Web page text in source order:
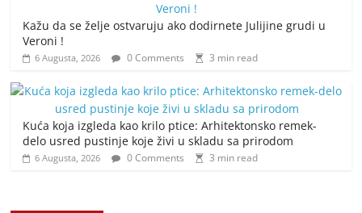
Kažu da se želje ostvaruju ako dodirnete Julijine grudi u
Veroni !
6 Augusta, 2026 0 Comments 3 min read
Kuća koja izgleda kao krilo ptice: Arhitektonsko remek-
delo usred pustinje koje živi u skladu sa prirodom
6 Augusta, 2026 0 Comments 3 min read